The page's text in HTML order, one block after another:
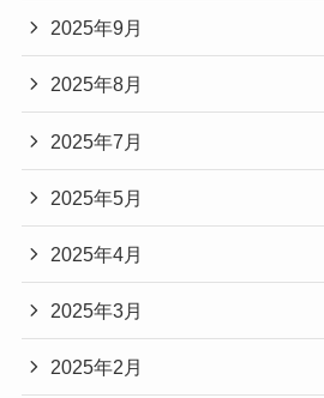
2025年9月
2025年8月
2025年7月
2025年5月
2025年4月
2025年3月
2025年2月